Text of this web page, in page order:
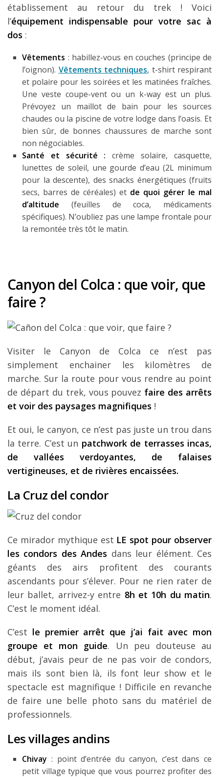
établissement au retour du trek ! Voici
l’équipement indispensable pour votre sac à
dos :
Vêtements : habillez-vous en couches (principe de
l’oignon). Vêtements techniques, t-shirt respirant
et polaire pour les soirées et les matinées fraîches.
Une veste coupe-vent ou un k-way est un plus.
Prévoyez un maillot de bain pour les sources
chaudes ou la piscine de votre lodge dans l’oasis. Et
bien sûr, de bonnes chaussures de marche sont
non négociables.
Santé et sécurité : crème solaire, casquette,
lunettes de soleil, une gourde d’eau (2L minimum
pour la descente), des snacks énergétiques (fruits
secs, barres de céréales) et de quoi gérer le mal
d’altitude (feuilles de coca, médicaments
spécifiques). N’oubliez pas une lampe frontale pour
la remontée très tôt le matin.
Canyon del Colca : que voir, que
faire ?
Visiter le Canyon de Colca ce n’est pas
simplement enchainer les kilomètres de
marche. Sur la route pour vous rendre au point
de départ du trek, vous pouvez faire des arrêts
et voir des paysages magnifiques !
Et oui, le canyon, ce n’est pas juste un trou dans
la terre. C’est un patchwork de terrasses incas,
de vallées verdoyantes, de falaises
vertigineuses, et de rivières encaissées.
La Cruz del condor
Ce mirador mythique est LE spot pour observer
les condors des Andes dans leur élément. Ces
géants des airs profitent des courants
ascendants pour s’élever. Pour ne rien rater de
leur ballet, arrivez-y entre 8h et 10h du matin.
C’est le moment idéal.
C’est le premier arrêt que j’ai fait avec mon
groupe et mon guide. Un peu douteuse au
début, j’avais peur de ne pas voir de condors,
mais ils sont bien là, ils font leur show et le
spectacle est magnifique ! Difficile en revanche
de faire une belle photo sans du matériel de
professionnels.
Les villages andins
Chivay : point d’entrée du canyon, c’est dans ce
petit village typique que vous pourrez profiter des